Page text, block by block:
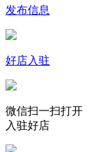
发布信息
好店入驻
微信扫一扫打开
入驻好店